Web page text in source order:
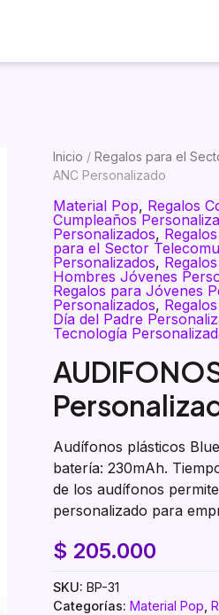
Inicio /Regalos para el
ANC Personalizado
Material Pop, Regalos
Cumpleaños
Personalizados,
para el Sector
Personalizados,
Hombres Jóvenes
Regalos para Jóvenes
Personalizados,
Día del Padre
Tecnología
Audífonos plásticos
batería: 230mAh.
de los audífonos
personalizado para
$ 205.000
SKU: BP-31
Categorías: Material Pop,